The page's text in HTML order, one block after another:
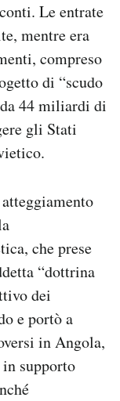
Le entrate
mentre era
compreso
di “scudo
44 miliardi di
gli Stati
che prese
“dottrina
dei
e portò a
in Angola,
supporto